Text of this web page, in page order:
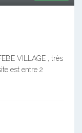
VILLAGE , très
est entre 2